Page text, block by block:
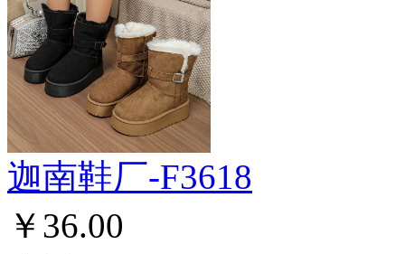
迦南鞋厂-F3618
￥36.00